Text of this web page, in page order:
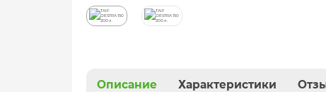
Описание Характеристики